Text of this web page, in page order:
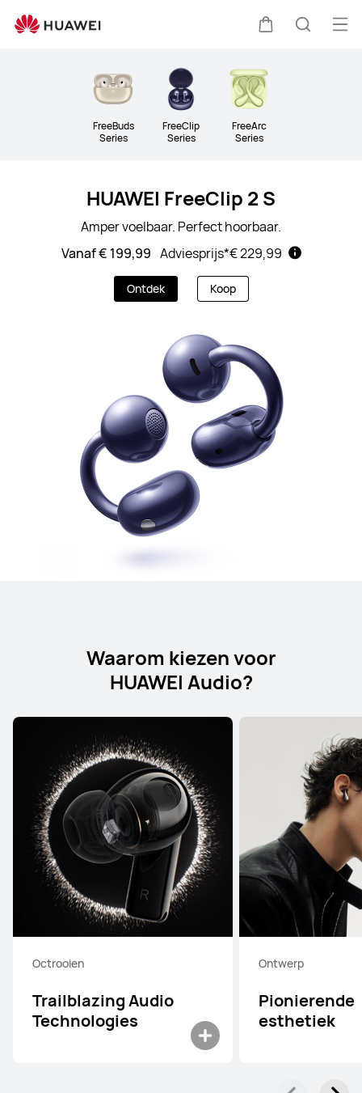
FreeBuds
Series
FreeClip
Series
FreeArc
Series
HUAWEI FreeClip 2 S
Amper voelbaar. Perfect hoorbaar.
Vanaf € 199,99 Adviesprijs*€ 229,99
Ontdek Koop
Waarom kiezen voor
HUAWEI Audio?
Octrooien
Trailblazing Audio
Technologies
Ontwerp
Pionierende
esthetiek